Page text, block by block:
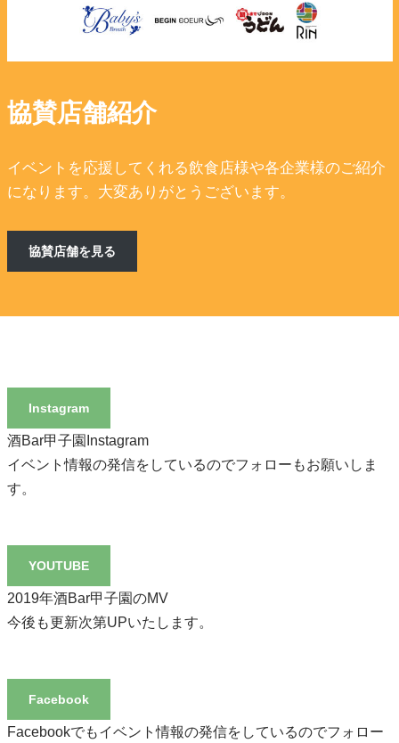
協賛店舗紹介
イベントを応援してくれる飲食店様や各企業様のご紹介
になります。大変ありがとうございます。
協賛店舗を見る
Instagram
酒Bar甲子園Instagram
イベント情報の発信をしているのでフォローもお願いしま
す。
YOUTUBE
2019年酒Bar甲子園のMV
今後も更新次第UPいたします。
Facebook
Facebookでもイベント情報の発信をしているのでフォロー